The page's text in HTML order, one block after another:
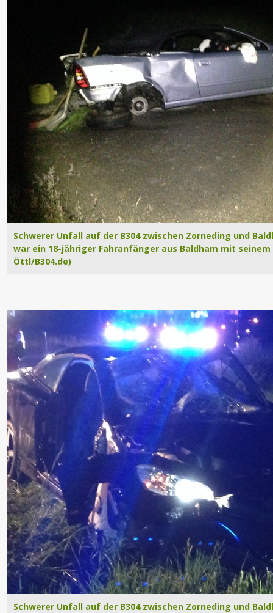
Schwerer Unfall auf der B304 zwischen Zorneding und
war ein 18-jähriger Fahranfänger aus Baldham mit seinem
Öttl/B304.de)
Schwerer Unfall auf der B304 zwischen Zorneding und